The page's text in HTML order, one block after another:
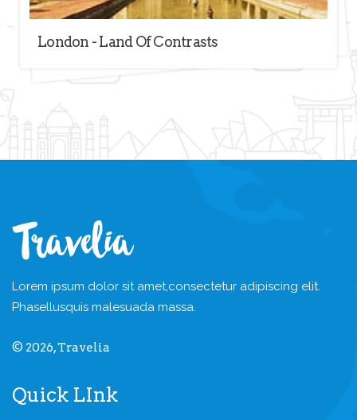
London - Land Of Contrasts
Lorem ipsum dolor sit amet,consectetur adipiscing elit.
Phasellusquis malesuada massa.
© 2026, Travelia
Quick LInk